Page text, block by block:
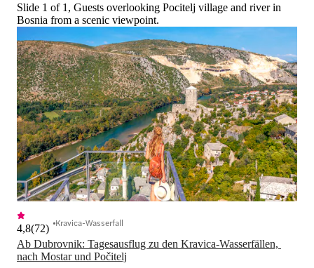
Slide 1 of 1, Guests overlooking Pocitelj village and river in
Bosnia from a scenic viewpoint.
Ab Dubrovnik: Tagesausflug zu den Kravica-Wasserfällen,
nach Mostar und Počitelj
4,8(72) Kravica-Wasserfall